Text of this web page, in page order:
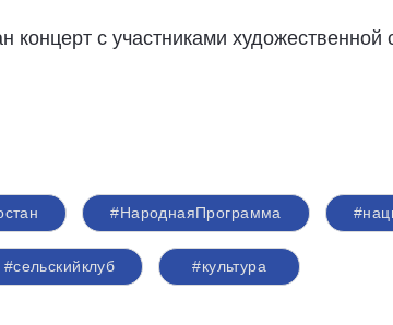
с участниками художественной
#НароднаяПрограмма
#сельскийклуб #культура